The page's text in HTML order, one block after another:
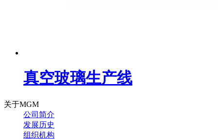
真空玻璃生产线
关于MGM
公司简介
发展历史
组织机构